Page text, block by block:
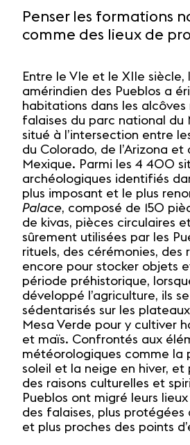
Penser les formations
comme des lieux de
Entre le VIe et le XIIe siècle,
amérindien des Pueblos a
habitations dans les alcôves
falaises du parc national du
situé à l’intersection entre
du Colorado, de l’Arizona et
Mexique. Parmi les 4 400
archéologiques identifiés
plus imposant et le plus
Palace, composé de 150
de kivas, pièces circulaires
sûrement utilisées par les
rituels, des cérémonies, des
encore pour stocker objets
période préhistorique,
développé l’agriculture, ils
sédentarisés sur les
Mesa Verde pour y cultiver
et maïs. Confrontés aux
météorologiques comme la
soleil et la neige en hiver,
des raisons culturelles et
Pueblos ont migré leurs
des falaises, plus protégées
et plus proches des points